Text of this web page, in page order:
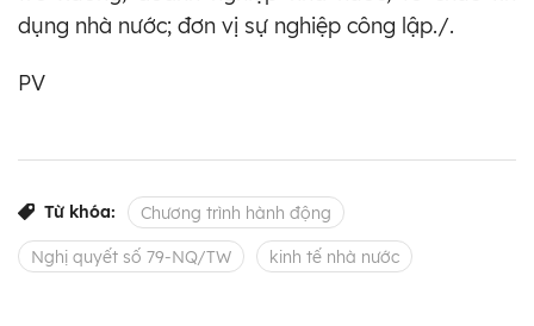
dụng nhà nước; đơn vị sự nghiệp công lập./.
PV
Từ khóa: Chương trình hành động
Nghị quyết số 79-NQ/TW kinh tế nhà nước